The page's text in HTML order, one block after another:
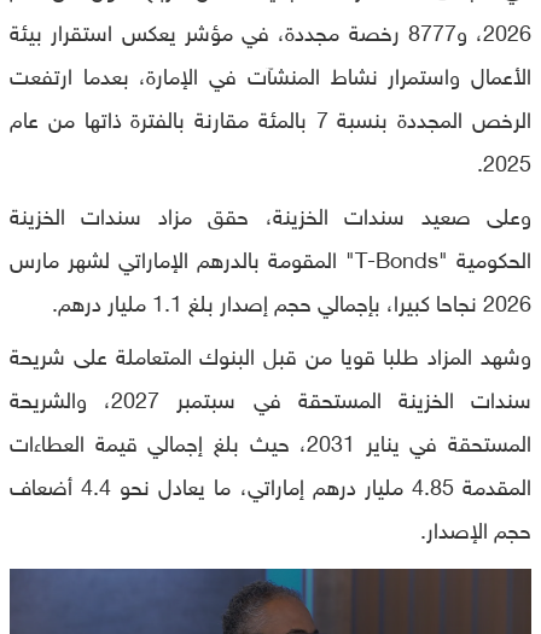
2026، و8777 رخصة مجددة، في مؤشر يعكس استقرار بيئة
الأعمال واستمرار نشاط المنشآت في الإمارة، بعدما ارتفعت
الرخص المجددة بنسبة 7 بالمئة مقارنة بالفترة ذاتها من عام
2025.
وعلى صعيد سندات الخزينة، حقق مزاد سندات الخزينة
الحكومية "T-Bonds" المقومة بالدرهم الإماراتي لشهر مارس
2026 نجاحا كبيرا، بإجمالي حجم إصدار بلغ 1.1 مليار درهم.
وشهد المزاد طلبا قويا من قبل البنوك المتعاملة على شريحة
سندات الخزينة المستحقة في سبتمبر 2027، والشريحة
المستحقة في يناير 2031، حيث بلغ إجمالي قيمة العطاءات
المقدمة 4.85 مليار درهم إماراتي، ما يعادل نحو 4.4 أضعاف
حجم الإصدار.